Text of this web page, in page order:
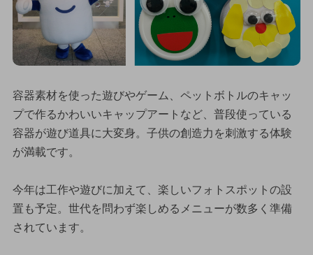
容器素材を使った遊びやゲーム、ペットボトルのキャッ
プで作るかわいいキャップアートなど、普段使っている
容器が遊び道具に大変身。子供の創造力を刺激する体験
が満載です。
今年は工作や遊びに加えて、楽しいフォトスポットの設
置も予定。世代を問わず楽しめるメニューが数多く準備
されています。